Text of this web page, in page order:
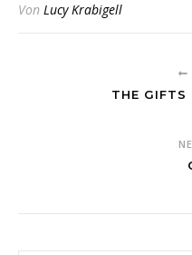
Von Lucy Krabigell
THE GIFTS